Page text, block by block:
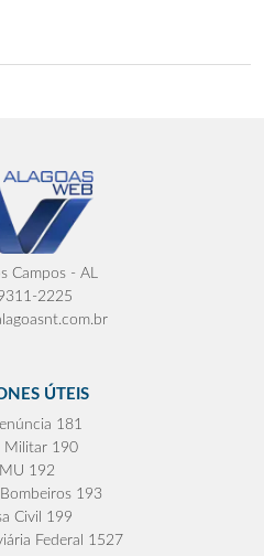
Campos - AL
2225
ÚTEIS
181
Militar 190
192
193
Civil 199
Federal 1527